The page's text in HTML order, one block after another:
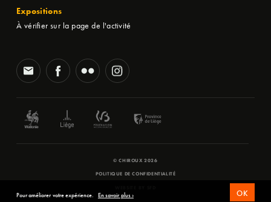
Expositions
À vérifier sur la page de l'activité
© CHIROUX 2026
POLITIQUE DE CONFIDENTIALITÉ
Pour améliorer votre expérience. En savoir plus › OK